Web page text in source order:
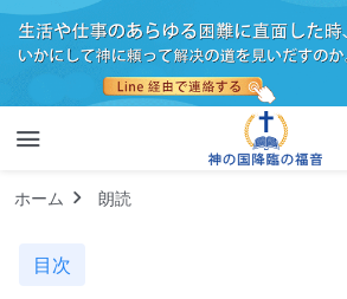
ホーム 朗読
目次